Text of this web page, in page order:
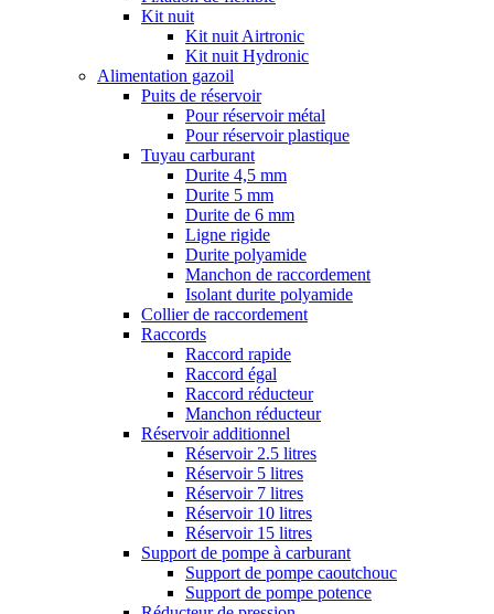
Kit nuit
Kit nuit Airtronic
Kit nuit Hydronic
Alimentation gazoil
Puits de réservoir
Pour réservoir métal
Pour réservoir plastique
Tuyau carburant
Durite 4,5 mm
Durite 5 mm
Durite de 6 mm
Ligne rigide
Durite polyamide
Manchon de raccordement
Isolant durite polyamide
Collier de raccordement
Raccords
Raccord rapide
Raccord égal
Raccord réducteur
Manchon réducteur
Réservoir additionnel
Réservoir 2.5 litres
Réservoir 5 litres
Réservoir 7 litres
Réservoir 10 litres
Réservoir 15 litres
Support de pompe à carburant
Support de pompe caoutchouc
Support de pompe potence